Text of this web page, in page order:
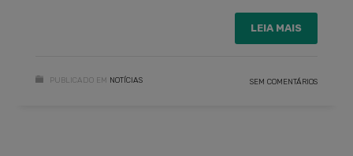
LEIA MAIS
PUBLICADO EM NOTÍCIAS SEM COMENTÁRIOS